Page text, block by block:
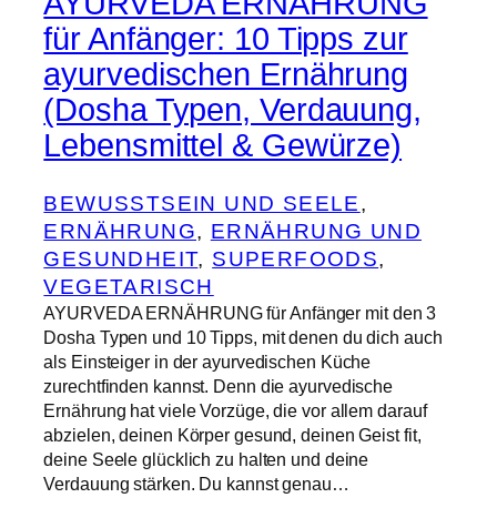
für Anfänger: 10 Tipps zur
ayurvedischen Ernährung
(Dosha Typen, Verdauung,
Lebensmittel & Gewürze)
BEWUSSTSEIN UND SEELE
ERNÄHRUNG, ERNÄHRUNG UND
GESUNDHEIT, SUPERFOODS
VEGETARISCH
AYURVEDA ERNÄHRUNG für Anfänger mit den 3
Dosha Typen und 10 Tipps, mit denen du dich auch
als Einsteiger in der ayurvedischen Küche
zurechtfinden kannst. Denn die ayurvedische
Ernährung hat viele Vorzüge, die vor allem darauf
abzielen, deinen Körper gesund, deinen Geist fit,
deine Seele glücklich zu halten und deine
Verdauung stärken. Du kannst genau…